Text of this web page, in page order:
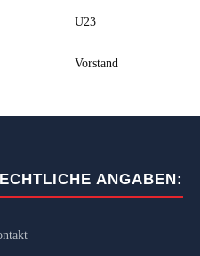
U23
Vorstand
ANGABEN: